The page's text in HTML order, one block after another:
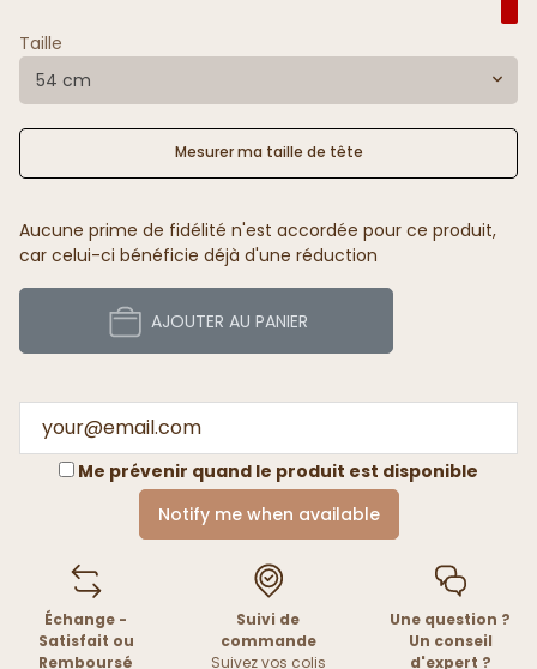
Taille
54 cm
Mesurer ma taille de tête
Aucune prime de fidélité n'est accordée pour ce produit,
car celui-ci bénéficie déjà d'une réduction
AJOUTER AU PANIER
Me prévenir quand le produit est disponible
Notify me when available
Échange -
Satisfait ou
Remboursé
Suivi de
commande
Suivez vos colis
Une question ?
Un conseil
d'expert ?